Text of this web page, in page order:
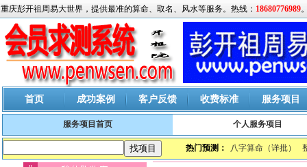
重庆彭开祖周易大世界，提供最准的算命、取名、风水等服务。热线： 18680776989
首页 成功案例 客户反馈 收费标准 服务项目
服务项目首页 个人服务项目
热门预测： 八字算命（详批）